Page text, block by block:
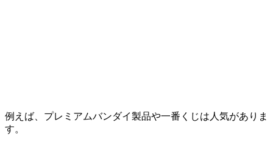
例えば、プレミアムバンダイ製品や一番くじは人気がありま
す。